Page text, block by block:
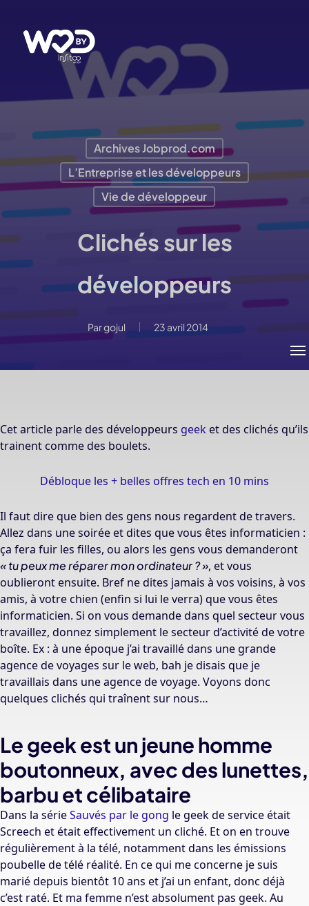
contenu
principal
Archives Jobprod.com
L’Entreprise et les développeurs
Vie de développeur
Clichés sur les
développeurs
Pargojul 23 avril 2014
Cet article parle des développeurs geek et des clichés qu’ils
trainent comme des boulets.
Débloque les + belles offres tech en 10 mins
Il faut dire que bien des gens nous regardent de travers.
Allez dans une soirée et dites que vous êtes informaticien :
ça fera fuir les filles, ou alors les gens vous demanderont
« tu peux me réparer mon ordinateur ? », et vous
oublieront ensuite. Bref ne dites jamais à vos voisins, à vos
amis, à votre chien (enfin si lui le verra) que vous êtes
informaticien. Si on vous demande dans quel secteur vous
travaillez, donnez simplement le secteur d’activité de votre
boîte. Ex : à une époque j’ai travaillé dans une grande
agence de voyages sur le web, bah je disais que je
travaillais dans une agence de voyage. Voyons donc
quelques clichés qui traînent sur nous…
Le geek est un jeune homme
boutonneux, avec des lunettes,
barbu et célibataire
Dans la sérieSauvés par le gong le geek de service était
Screech et était effectivement un cliché. Et on en trouve
régulièrement à la télé, notamment dans les émissions
poubelle de télé réalité. En ce qui me concerne je suis
marié depuis bientôt 10 ans et j’ai un enfant, donc déjà
c’est raté. Et ma femme n’est absolument pas geek. Au